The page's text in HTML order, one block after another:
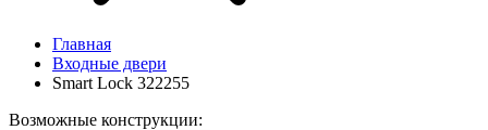
Главная
Входные двери
Smart Lock 322255
Возможные конструкции: